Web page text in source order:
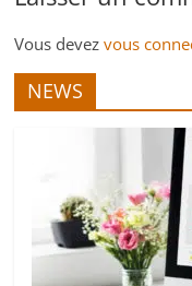
Vous devezvous
NEWS